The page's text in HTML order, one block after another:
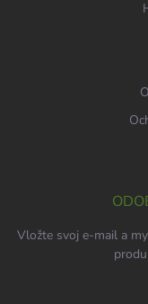
Vložte svoj e-mail a